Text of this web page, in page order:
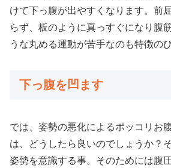
けて下っ腹が出やすくなります。前
らず、板のように真っすぐになり腹
うな丸める運動が苦手なのも特徴の
下っ腹を凹ます
では、姿勢の悪化によるポッコリお
は、どうしたら良いのでしょうか？
姿勢を意識する事。そのためには腹